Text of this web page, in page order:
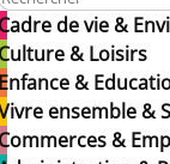
Cadre de vie &
Culture & Loisirs
Enfance &
ensemble &
Commerces &
espace
Ad
min